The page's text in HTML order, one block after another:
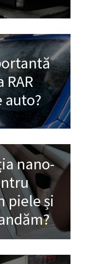
nano-
piele și